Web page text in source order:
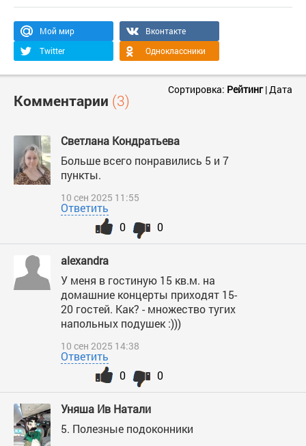
Мой мир
Вконтакте
Twitter
Одноклассники
Комментарии (3)
Сортировка: Рейтинг|Дата
Светлана Кондратьева
Больше всего понравились 5 и 7
пункты.
10 сен 2025 11:55
Ответить
0
0
alexandra
У меня в гостиную 15 кв.м. на
домашние концерты приходят 15-
20 гостей. Как? - множество тугих
напольных подушек :)))
10 сен 2025 14:38
Ответить
0
0
Уняша Ив Натали
5. Полезные подоконники